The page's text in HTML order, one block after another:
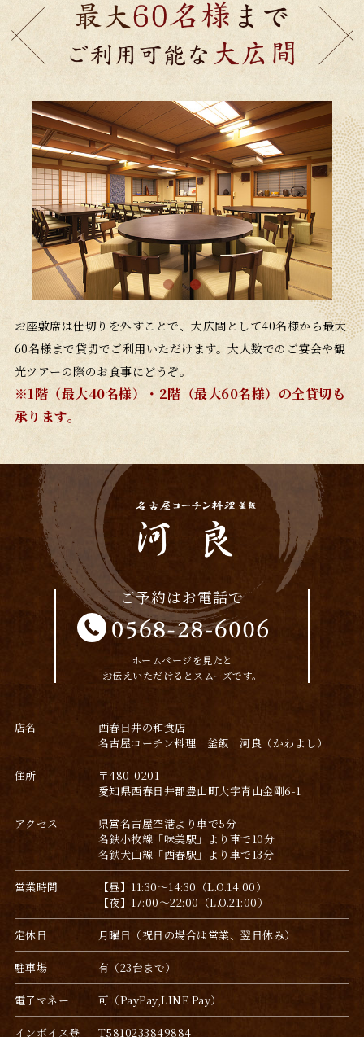
お座敷席は仕切りを外すことで、大広間として40名様から最大
60名様まで貸切でご利用いただけます。大人数でのご宴会や観
光ツアーの際のお食事にどうぞ。
※1階（最大40名様）・2階（最大60名様）の全貸切も
承ります。
ご予約はお電話で
ホームページを見たと
お伝えいただけるとスムーズです。
店名
西春日井の和食店
名古屋コーチン料理 釜飯 河良（かわよし）
住所
〒480-0201
愛知県西春日井郡豊山町大字青山金剛6-1
アクセス
県営名古屋空港より車で5分
名鉄小牧線「味美駅」より車で10分
名鉄犬山線「西春駅」より車で13分
営業時間
【昼】11:30～14:30（L.O.14:00）
【夜】17:00～22:00（L.O.21:00）
定休日 月曜日（祝日の場合は営業、翌日休み）
駐車場 有（23台まで）
電子マネー 可（PayPay,LINE Pay）
インボイス登 T5810233849884